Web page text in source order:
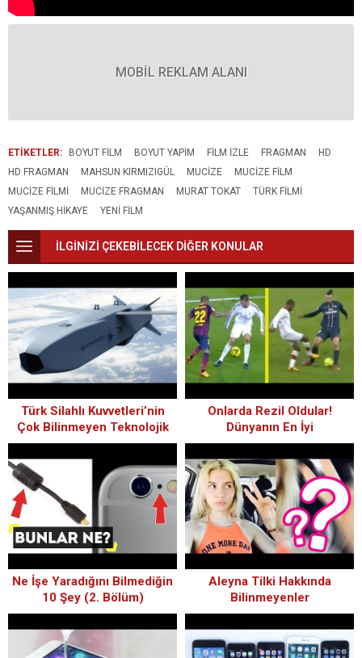
MOBİL REKLAM ALANI
ETİKETLER: BOYUT FILM BOYUT YAPIM FILM IZLE FRAGMAN
HD
HD FRAGMAN
MAHSUN KIRMIZIGÜL MUCIZE
MUCIZE FILM
MUCIZE FILMI
MUCIZE FRAGMAN MURAT TOKAT
TÜRK FILMI
YAŞANMIŞ HIKAYE
YENI FILM
İLGİNİZİ ÇEKEBİLECEK DİĞER KONULAR
Türk Silahlı Kuvvetleri’nin
Çok Bilinmeyen Teknolojik
Silahları
Onlarda Rezil Oldular!
Dünyanın En İyi
Futbolcularının Çalım Yediği
Anlar[HD]
Ne İşe Yaradığını Bilmediğin
10 Şey (2. Bölüm)
Aleyna Tilki Hakkında
Bilinmeyenler